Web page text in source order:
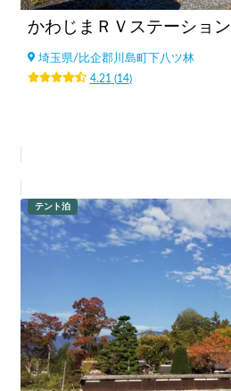
かわじまＲＶステーション
埼玉県/ 比企郡川島町下八ツ林
4.21 (14)
テント泊